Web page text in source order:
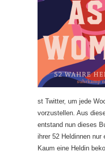
st Twitter, um jede
vorzustellen. Aus
entstand nun dieses
ihrer 52 Heldinnen nur
Kaum eine Heldin